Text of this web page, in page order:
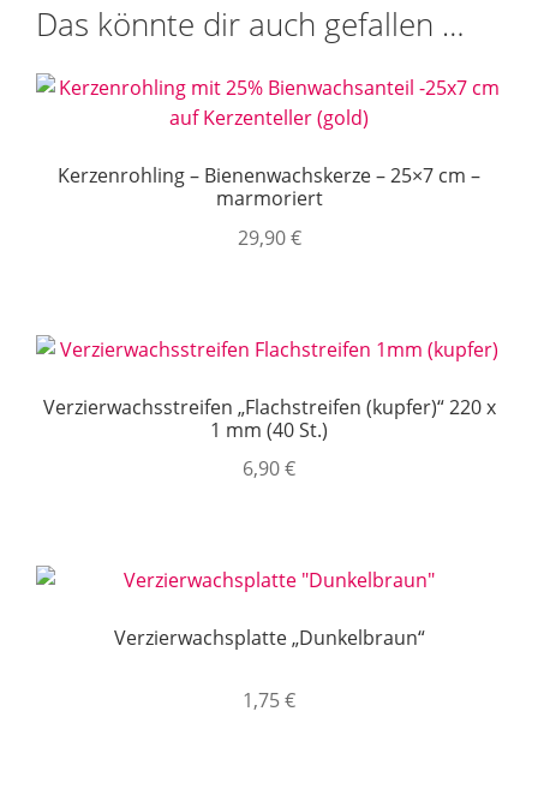
Das könnte dir auch gefallen …
Kerzenrohling – Bienenwachskerze – 25×7 cm –
marmoriert
29,90€
Verzierwachsstreifen „Flachstreifen (kupfer)“ 220 x
1 mm (40 St.)
6,90€
Verzierwachsplatte „Dunkelbraun“
1,75€